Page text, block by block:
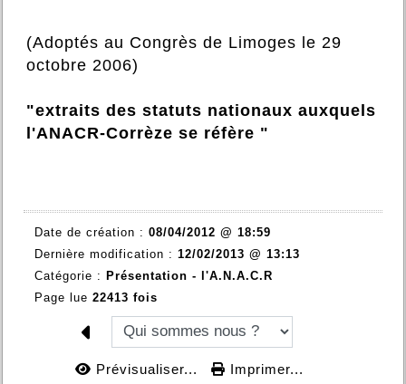
(Adoptés au Congrès de Limoges le 29
octobre 2006)
"extraits des statuts nationaux auxquels
l'ANACR-Corrèze se réfère "
Date de création : 08/04/2012 @ 18:59
Dernière modification : 12/02/2013 @ 13:13
Catégorie :
Présentation - l'A.N.A.C.R
Page lue 22413 fois
Prévisualiser... Imprimer...